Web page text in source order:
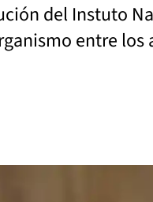
del Instuto
entre